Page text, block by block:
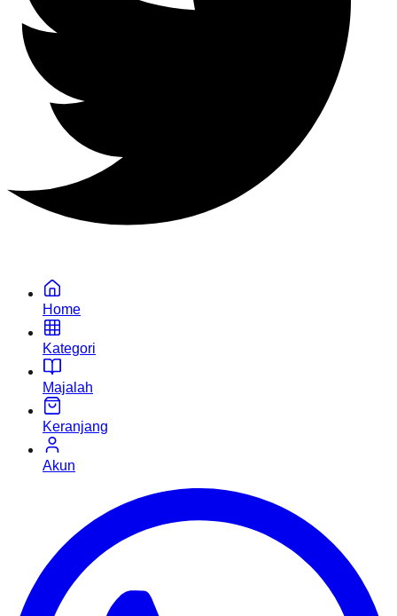
Home
Kategori
Majalah
Keranjang
Akun